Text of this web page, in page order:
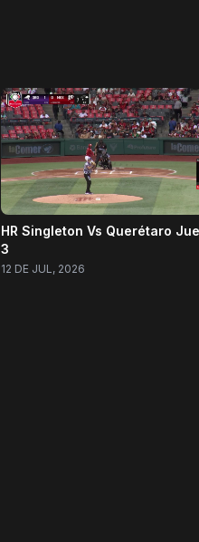
HR Singleton Vs Querétaro
3
12 DE JUL, 2026